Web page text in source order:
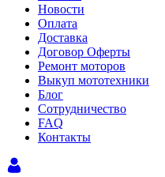
Новости
Оплата
Доставка
Договор Оферты
Ремонт моторов
Выкуп мототехники
Блог
Сотрудничество
FAQ
Контакты